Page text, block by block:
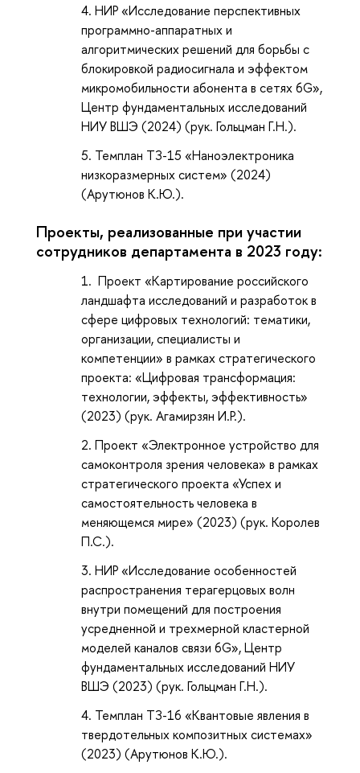
НИР «Исследование перспективных
программно-аппаратных и
алгоритмических решений для борьбы с
блокировкой радиосигнала и эффектом
микромобильности абонента в сетях 6G»,
Центр фундаментальных исследований
НИУ ВШЭ (2024) (рук. Гольцман Г.Н.).
Темплан ТЗ-15 «Наноэлектроника
низкоразмерных систем» (2024)
(Арутюнов К.Ю.).
Проекты, реализованные при участии
сотрудников департамента в 2023 году:
Проект «Картирование российского
ландшафта исследований и разработок в
сфере цифровых технологий: тематики,
организации, специалисты и
компетенции» в рамках стратегического
проекта: «Цифровая трансформация:
технологии, эффекты, эффективность»
(2023) (рук. Агамирзян И.Р.).
Проект «Электронное устройство для
самоконтроля зрения человека» в рамках
стратегического проекта «Успех и
самостоятельность человека в
меняющемся мире» (2023) (рук. Королев
П.С.).
НИР «Исследование особенностей
распространения терагерцовых волн
внутри помещений для построения
усредненной и трехмерной кластерной
моделей каналов связи 6G», Центр
фундаментальных исследований НИУ
ВШЭ (2023) (рук. Гольцман Г.Н.).
Темплан ТЗ-16 «Квантовые явления в
твердотельных композитных системах»
(2023) (Арутюнов К.Ю.).